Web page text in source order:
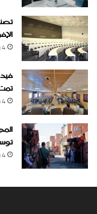
4 ساعات ‏تقريبا
4 ساعات ‏تقريبا
4 ساعات ‏تقريبا